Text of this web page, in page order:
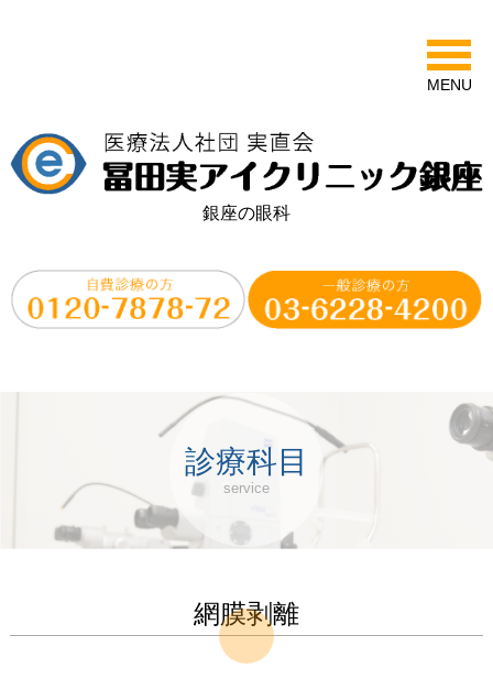
銀座の眼科
MENU
診療科目
service
網膜剥離